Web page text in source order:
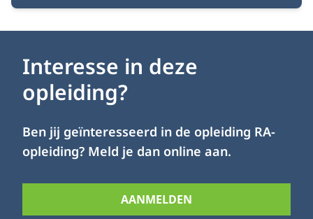
Interesse in deze
opleiding?
Ben jij geïnteresseerd in de opleiding RA-
opleiding? Meld je dan online aan.
AANMELDEN